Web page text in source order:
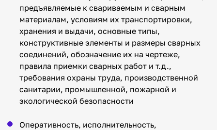
предъявляемые к свариваемым и сварным
материалам, условиям их транспортировки,
хранения и выдачи, основные типы,
конструктивные элементы и размеры сварных
соединений, обозначение их на чертеже,
правила приемки сварных работ и т.д.,
требования охраны труда, производственной
санитарии, промышленной, пожарной и
экологической безопасности
Оперативность, исполнительность,